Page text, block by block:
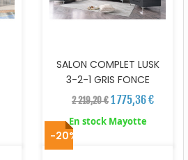
SALON COMPLET LUSK
3-2-1 GRIS FONCE
2 219,20 €1 775,36 €
En stock Mayotte
-20%